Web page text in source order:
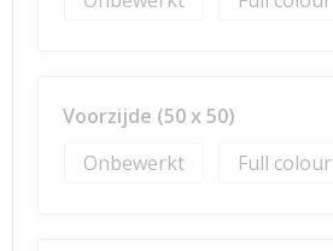
Voorzijde (50 x 50)
Onbewerkt
Full colour